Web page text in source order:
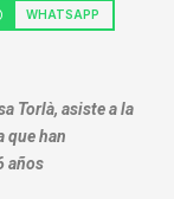
WHATSAPP
Torlà, asiste a la
que han
años